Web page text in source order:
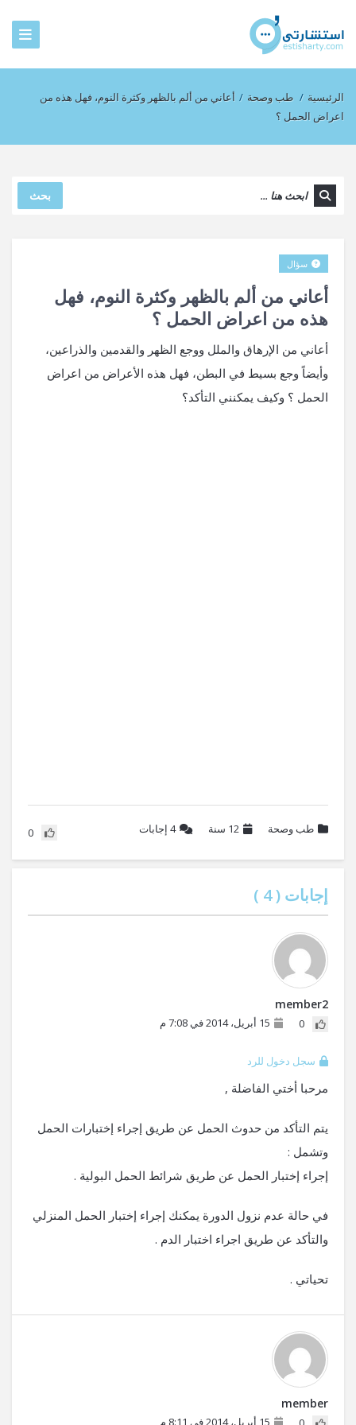
الرئيسية / طب وصحة / أعاني من ألم بالظهر وكثرة النوم، فهل هذه من
اعراض الحمل ؟
بحث
أعاني من ألم بالظهر وكثرة النوم، فهل
هذه من اعراض الحمل ؟
سؤال
أعاني من الإرهاق والملل ووجع الظهر والقدمين والذراعين،
وأيضاً وجع بسيط في البطن، فهل هذه الأعراض من اعراض
الحمل ؟ وكيف يمكنني التأكد؟
طب وصحة 12 سنة 4 إجابات 0
إجابات (4
)
member2
0 15 أبريل، 2014 في 7:08 م
سجل دخول للرد
مرحبا أختي الفاضلة ,
يتم التأكد من حدوث الحمل عن طريق إجراء إختبارات الحمل
وتشمل :
إجراء إختبار الحمل عن طريق شرائط الحمل البولية .
في حالة عدم نزول الدورة يمكنك إجراء إختبار الحمل المنزلي
والتأكد عن طريق اجراء اختبار الدم .
تحياتي .
member
15 أبريل، 2014 في 8:11 م